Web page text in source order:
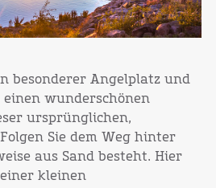
besonderer Angelplatz und
einen wunderschönen
ursprünglichen,
Sie dem Weg hinter
aus Sand besteht. Hier
kleinen